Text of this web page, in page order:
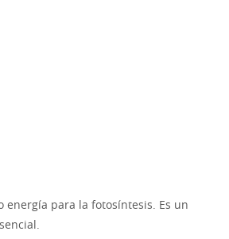
energía para la fotosíntesis. Es un